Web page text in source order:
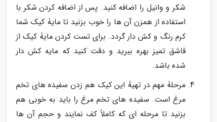
شکر و وانیل را اضافه کنید. پس از اضافه کردن شکر با
استفاده از همزن آن ها را خوب بزنید تا مایۀ کیک شما
کرم رنگ و کش دار گردد. برای تست کردن مایۀ کیک از
قاشق تمیز بهره ببرید و دقت کنید که مایه کش دار
شده باشد.
مرحلۀ مهم در تهیۀ این کیک هم زدن سفیده های تخم
مرغ است. سفیده های تخم مرغ را باید به خوبی هم
بزنید تا مرحله ای که کاملاً کف نمایند و حجم آن ها